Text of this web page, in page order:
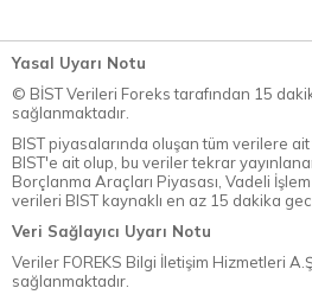
Yasal Uyarı Notu
© BİST Verileri Foreks tarafından 15
sağlanmaktadır.
BIST piyasalarında oluşan tüm verilere
BIST'e ait olup, bu veriler tekrar
Borçlanma Araçları Piyasası, Vadeli
verileri BIST kaynaklı en az 15 dakika
Veri Sağlayıcı Uyarı Notu
Veriler FOREKS Bilgi İletişim Hizmetleri
sağlanmaktadır.